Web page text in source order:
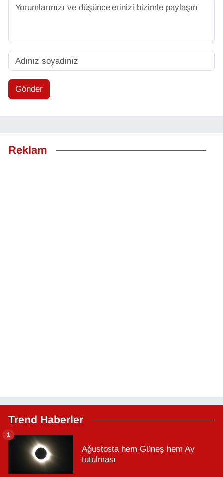
Gönder
Reklam
Trend Haberler
Ağustosta hem Güneş hem Ay
tutulması
1